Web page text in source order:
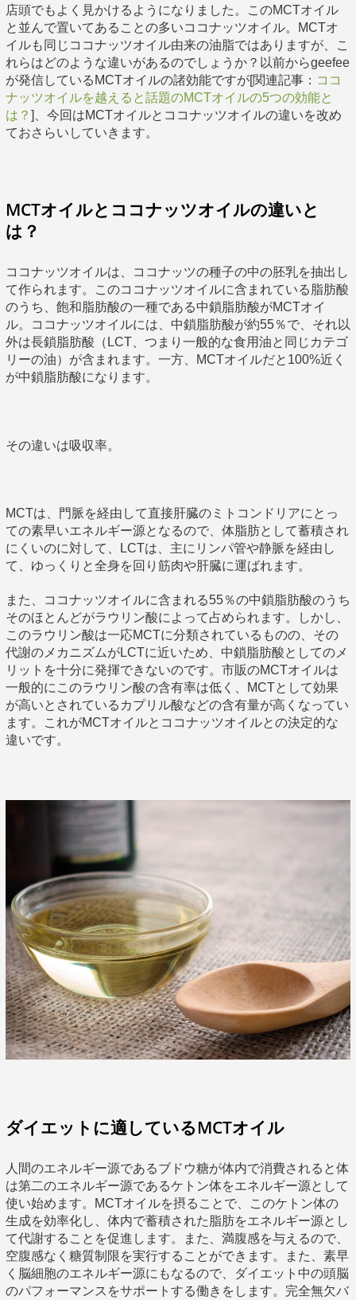
店頭でもよく見かけるようになりました。このMCTオイル
と並んで置いてあることの多いココナッツオイル。MCTオ
イルも同じココナッツオイル由来の油脂ではありますが、こ
れらはどのような違いがあるのでしょうか？以前からgeefee
が発信しているMCTオイルの諸効能ですが[関連記事： ココ
ナッツオイルを越えると話題のMCTオイルの5つの効能と
は？ ]、今回はMCTオイルとココナッツオイルの違いを改め
ておさらいしていきます。
MCTオイルとココナッツオイルの違いと
は？
ココナッツオイルは、ココナッツの種子の中の胚乳を抽出し
て作られます。このココナッツオイルに含まれている脂肪酸
のうち、飽和脂肪酸の一種である中鎖脂肪酸がMCTオイ
ル。ココナッツオイルには、中鎖脂肪酸が約55％で、それ以
外は長鎖脂肪酸（LCT、つまり一般的な食用油と同じカテゴ
リーの油）が含まれます。一方、MCTオイルだと100%近く
が中鎖脂肪酸になります。
その違いは吸収率。
MCTは、門脈を経由して直接肝臓のミトコンドリアにとっ
ての素早いエネルギー源となるので、体脂肪として蓄積され
にくいのに対して、LCTは、主にリンパ管や静脈を経由し
て、ゆっくりと全身を回り筋肉や肝臓に運ばれます。
また、ココナッツオイルに含まれる55％の中鎖脂肪酸のうち
そのほとんどがラウリン酸によって占められます。しかし、
このラウリン酸は一応MCTに分類されているものの、その
代謝のメカニズムがLCTに近いため、中鎖脂肪酸としてのメ
リットを十分に発揮できないのです。市販のMCTオイルは
一般的にこのラウリン酸の含有率は低く、MCTとして効果
が高いとされているカプリル酸などの含有量が高くなってい
ます。これがMCTオイルとココナッツオイルとの決定的な
違いです。
ダイエットに適しているMCTオイル
人間のエネルギー源であるブドウ糖が体内で消費されると体
は第二のエネルギー源であるケトン体をエネルギー源として
使い始めます。MCTオイルを摂ることで、このケトン体の
生成を効率化し、体内で蓄積された脂肪をエネルギー源とし
て代謝することを促進します。また、満腹感を与えるので、
空腹感なく糖質制限を実行することができます。また、素早
く脳細胞のエネルギー源にもなるので、ダイエット中の頭脳
のパフォーマンスをサポートする働きをします。完全無欠バ